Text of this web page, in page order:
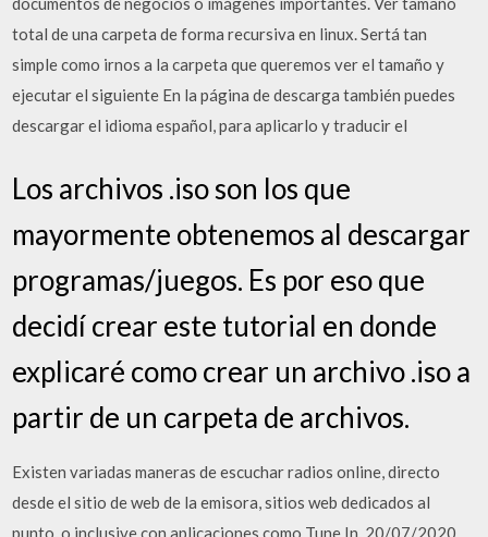
total de una carpeta de forma recursiva en linux. Sertá tan
simple como irnos a la carpeta que queremos ver el tamaño y
ejecutar el siguiente En la página de descarga también puedes
descargar el idioma español, para aplicarlo y traducir el
Los archivos .iso son los que
mayormente obtenemos al descargar
programas/juegos. Es por eso que
decidí crear este tutorial en donde
explicaré como crear un archivo .iso a
partir de un carpeta de archivos.
Existen variadas maneras de escuchar radios online, directo
desde el sitio de web de la emisora, sitios web dedicados al
punto, o inclusive con aplicaciones como Tune In. 20/07/2020